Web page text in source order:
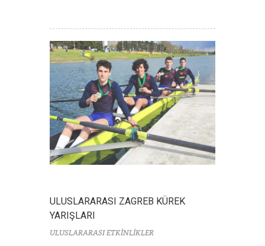
ULUSLARARASI ZAGREB KÜREK
YARIŞLARI
ULUSLARARASI ETKİNLİKLER